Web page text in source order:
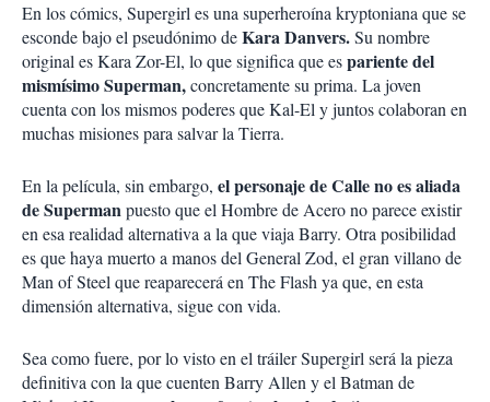
En los cómics, Supergirl es una superheroína kryptoniana que se
esconde bajo el pseudónimo deKara Danvers.Su nombre
original es Kara Zor-El, lo que significa que espariente del
mismísimo Superman,concretamente su prima. La joven
cuenta con los mismos poderes que Kal-El y juntos colaboran en
muchas misiones para salvar la Tierra.
En la película, sin embargo, el personaje de Calle no es aliada
de Supermanpuesto que el Hombre de Acero no parece existir
en esa realidad alternativa a la que viaja Barry. Otra posibilidad
es que haya muerto a manos del General Zod, el gran villano de
Man of Steel que reaparecerá en The Flash ya que, en esta
dimensión alternativa, sigue con vida.
Sea como fuere, por lo visto en el tráiler Supergirl será la pieza
definitiva con la que cuenten Barry Allen y el Batman de